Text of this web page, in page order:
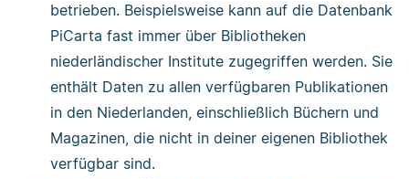
betrieben. Beispielsweise kann auf die Datenbank
PiCarta fast immer über Bibliotheken
niederländischer Institute zugegriffen werden. Sie
enthält Daten zu allen verfügbaren Publikationen
in den Niederlanden, einschließlich Büchern und
Magazinen, die nicht in deiner eigenen Bibliothek
verfügbar sind.